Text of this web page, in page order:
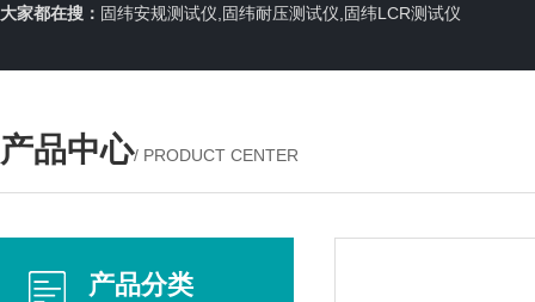
大家都在搜： 固纬安规测试仪,固纬耐压测试仪,固纬LCR测试仪
产品中心/ PRODUCT CENTER
产品分类